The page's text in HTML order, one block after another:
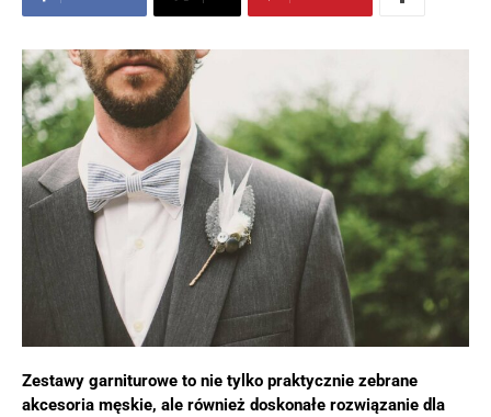
Zestawy garniturowe to nie tylko praktycznie zebrane
akcesoria męskie, ale również doskonałe rozwiązanie dla